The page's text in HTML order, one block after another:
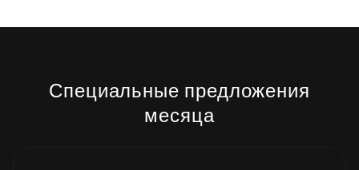
Специальные предложения
месяца